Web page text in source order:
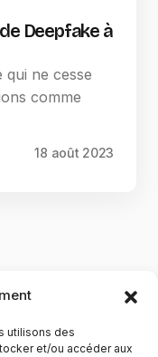
utilisons des
et/ou accéder aux
Deepfake à
qui ne cesse
comme
18 août 2023